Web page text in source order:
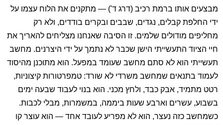
מבצעים אותו ברמת רכיב (דרג ד') — מתקנים את הלוח עצמו על
ידי החלפת קבלים, נגדים, שבבים ובקרים בודדים, ולא רק
מחליפים מודולים שלמים. זו הסיבה שאנחנו מצליחים להאריך את
חיי הציוד התעשייתי הישן שכבר לא נתמך על ידי היצרנים. מחשב
תעשייתי הוא לא סתם מחשב שעומד במפעל. הוא מתוכנן מהיסוד
לעמוד בתנאים שמחשב משרדי לא שורד: טמפרטורות קיצוניות,
רטט מתמיד, אבק כבד, ולחץ מכני. הוא בנוי לעבוד שבעה ימים
בשבוע, עשרים וארבע שעות ביממה, במשמרות, מבלי לכבות.
כשמחשב כזה נעצר, הוא לא מפריע לעובד אחד — הוא עוצר קו